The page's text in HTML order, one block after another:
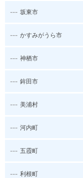
--- 坂東市
--- かすみがうら市
--- 神栖市
--- 鉾田市
--- 美浦村
--- 河内町
--- 五霞町
--- 利根町